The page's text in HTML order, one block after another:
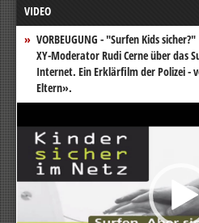
VIDEO
VORBEUGUNG - "Surfen Kids sicher?"
XY-Moderator Rudi Cerne über das
Internet. Ein Erklärfilm der Polizei -
Eltern».
Video-